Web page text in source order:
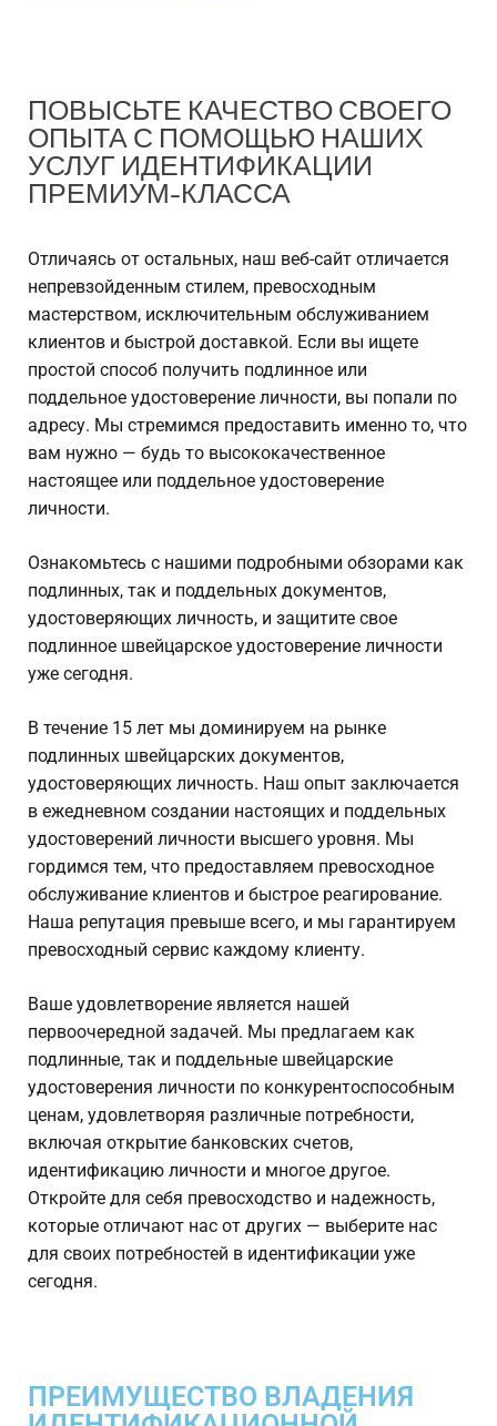
ПОВЫСЬТЕ КАЧЕСТВО СВОЕГО
ОПЫТА С ПОМОЩЬЮ НАШИХ
УСЛУГ ИДЕНТИФИКАЦИИ
ПРЕМИУМ-КЛАССА
Отличаясь от остальных, наш веб-сайт отличается
непревзойденным стилем, превосходным
мастерством, исключительным обслуживанием
клиентов и быстрой доставкой. Если вы ищете
простой способ получить подлинное или
поддельное удостоверение личности, вы попали по
адресу. Мы стремимся предоставить именно то, что
вам нужно — будь то высококачественное
настоящее или поддельное удостоверение
личности.
Ознакомьтесь с нашими подробными обзорами как
подлинных, так и поддельных документов,
удостоверяющих личность, и защитите свое
подлинное швейцарское удостоверение личности
уже сегодня.
В течение 15 лет мы доминируем на рынке
подлинных швейцарских документов,
удостоверяющих личность. Наш опыт заключается
в ежедневном создании настоящих и поддельных
удостоверений личности высшего уровня. Мы
гордимся тем, что предоставляем превосходное
обслуживание клиентов и быстрое реагирование.
Наша репутация превыше всего, и мы гарантируем
превосходный сервис каждому клиенту.
Ваше удовлетворение является нашей
первоочередной задачей. Мы предлагаем как
подлинные, так и поддельные швейцарские
удостоверения личности по конкурентоспособным
ценам, удовлетворяя различные потребности,
включая открытие банковских счетов,
идентификацию личности и многое другое.
Откройте для себя превосходство и надежность,
которые отличают нас от других — выберите нас
для своих потребностей в идентификации уже
сегодня.
ПРЕИМУЩЕСТВО ВЛАДЕНИЯ